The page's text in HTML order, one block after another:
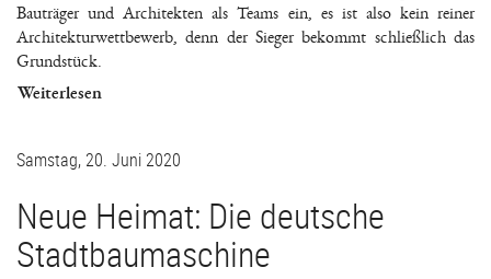
Bauträger und Architekten als Teams ein, es ist also kein reiner
Architekturwettbewerb, denn der Sieger bekommt schließlich das
Grundstück.
Weiterlesen
Samstag, 20. Juni 2020
Neue Heimat: Die deutsche
Stadtbaumaschine